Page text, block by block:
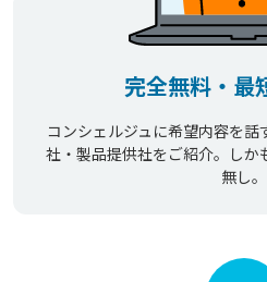
完全無料・最
コンシェルジュに希望内容を
社・製品提供社をご紹介。しか
無し。